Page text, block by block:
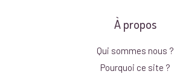
À propos
Qui sommes nous ?
Pourquoi ce site ?